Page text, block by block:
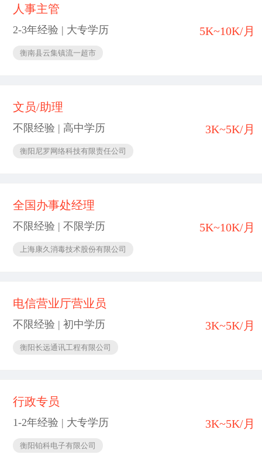
人事主管
2-3年经验 | 大专学历
衡南县云集镇流一超市
5K~10K/月
文员/助理
不限经验 | 高中学历
衡阳尼罗网络科技有限责任公司
3K~5K/月
全国办事处经理
不限经验 | 不限学历
上海康久消毒技术股份有限公司
5K~10K/月
电信营业厅营业员
不限经验 | 初中学历
衡阳长远通讯工程有限公司
3K~5K/月
行政专员
1-2年经验 | 大专学历
衡阳铂科电子有限公司
3K~5K/月